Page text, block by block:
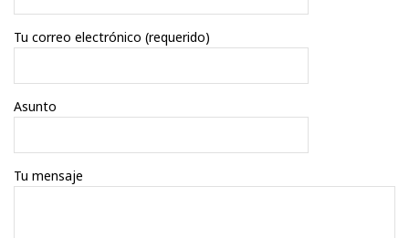
Tu correo electrónico (requerido)
Asunto
Tu mensaje